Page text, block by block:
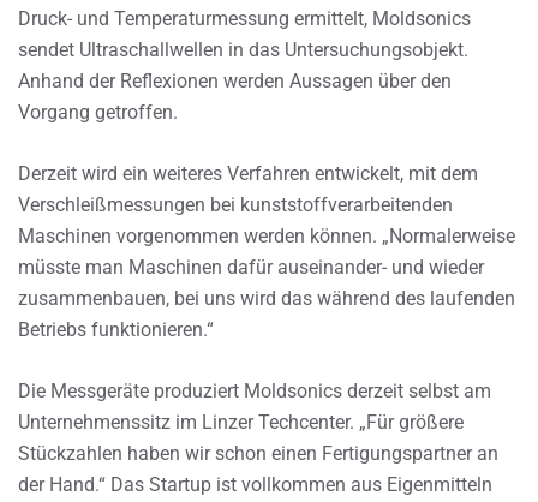
Druck- und Temperaturmessung ermittelt, Moldsonics
sendet Ultraschallwellen in das Untersuchungsobjekt.
Anhand der Reflexionen werden Aussagen über den
Vorgang getroffen.
Derzeit wird ein weiteres Verfahren entwickelt, mit dem
Verschleißmessungen bei kunststoffverarbeitenden
Maschinen vorgenommen werden können. „Normalerweise
müsste man Maschinen dafür auseinander- und wieder
zusammenbauen, bei uns wird das während des laufenden
Betriebs funktionieren.“
Die Messgeräte produziert Moldsonics derzeit selbst am
Unternehmenssitz im Linzer Techcenter. „Für größere
Stückzahlen haben wir schon einen Fertigungspartner an
der Hand.“ Das Startup ist vollkommen aus Eigenmitteln